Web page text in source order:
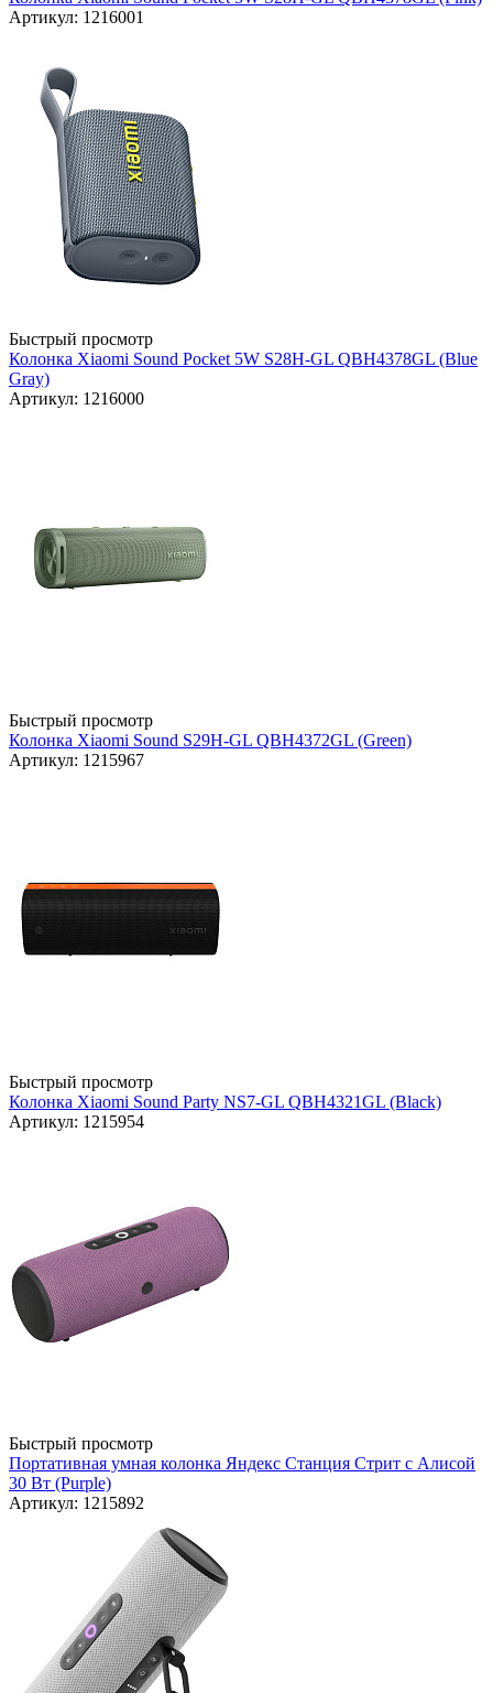
Артикул: 1216001
Быстрый просмотр
Колонка Xiaomi Sound Pocket 5W S28H-GL QBH4378GL (Blue
Gray)
Артикул: 1216000
Быстрый просмотр
Колонка Xiaomi Sound S29H-GL QBH4372GL (Green)
Артикул: 1215967
Быстрый просмотр
Колонка Xiaomi Sound Party NS7-GL QBH4321GL (Black)
Артикул: 1215954
Быстрый просмотр
Портативная умная колонка Яндекс Станция Стрит с Алисой
30 Вт (Purple)
Артикул: 1215892